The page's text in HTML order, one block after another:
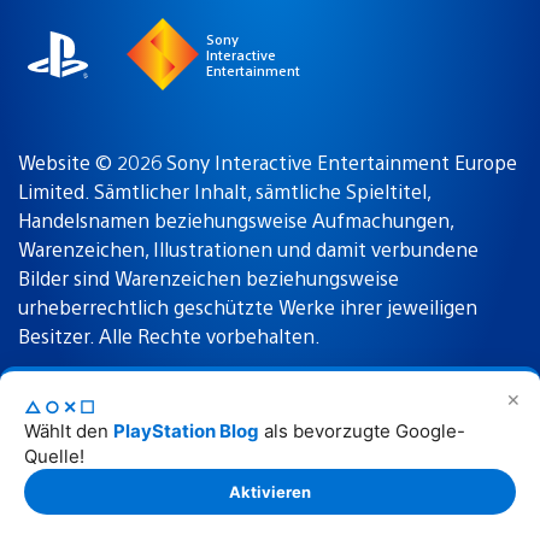
✕
△○✕☐
Wählt den PlayStation Blog als bevorzugte Google-
Quelle!
Aktivieren
Sony
Interactive
Entertainment
Website © 2026 Sony Interactive Entertainment Europe
Limited. Sämtlicher Inhalt, sämtliche Spieltitel,
Handelsnamen beziehungsweise Aufmachungen,
Warenzeichen, Illustrationen und damit verbundene
Bilder sind Warenzeichen beziehungsweise
urheberrechtlich geschützte Werke ihrer jeweiligen
Besitzer. Alle Rechte vorbehalten.
Nutzungsbedingungen Datenschutzrichtlinie
Rechtliche Hinweise